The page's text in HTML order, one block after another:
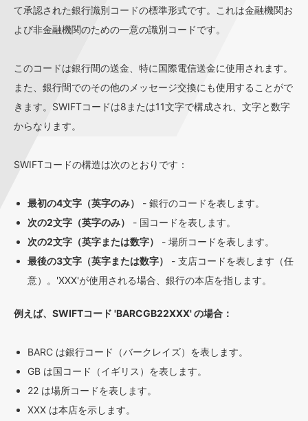
て承認された銀行識別コードの標準形式です。これは金融機関お
よび非金融機関のための一意の識別コードです。
このコードは銀行間の送金、特に国際電信送金に使用されます。
また、銀行間でのその他のメッセージ交換にも使用することがで
きます。SWIFTコードは8または11文字で構成され、文字と数字
からなります。
SWIFTコードの構造は次のとおりです：
最初の4文字（英字のみ）
- 銀行のコードを表します。
次の2文字（英字のみ）
- 国コードを表します。
次の2文字（英字または数字）
- 場所コードを表します。
最後の3文字（英字または数字）
- 支店コードを表します（任
意）。'XXX'が使用される場合、銀行の本店を指します。
例えば、SWIFTコード 'BARCGB22XXX' の場合：
BARC は銀行コード（バークレイズ）を表します。
GB は国コード（イギリス）を表します。
22 は場所コードを表します。
XXX は本店を示します。